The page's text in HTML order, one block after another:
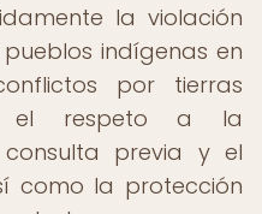
la violación
indígenas en
por tierras
el respeto a la
previa y el
como la protección